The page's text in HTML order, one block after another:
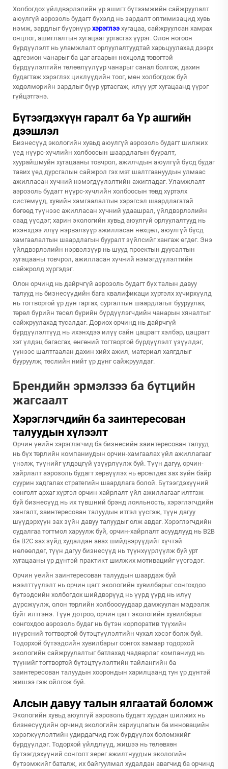
Холбогдох үйлдвэрлэлийн үр ашигт бүтээмжийн сайжруулалт
аюулгүй аэрозоль будагт бүхэлд нь зардалт оптимизацид хувь
нэмж, зардлыг бүүрнүүр хэрэглээ хугацаа, сайжруулсан хамрах
онцлог, ашиглалтын хугацааг уртасгах үүрэг. Олон ногоон
бүрдүүлэлт нь уламжлалт орлуулалтуудтай харьцуулахад дээрх
адгезион чанарыг ба цаг агаарын нөхцөлд төвөгтэй
бүрдүүлэлтийн төлөөлүүлүүр чанарыг санал болгож, дахин
будагтаж хэрэглэх циклүүдийн тоог, мөн холбогдож буй
хөдөлмөрийн зардлыг бүүр уртасгаж, илүү урт хугацаанд үүрэг
гүйцэтгэнэ.
Бүтээгдэхүүн гаралт ба Үр ашгийн
дээшлэл
Бизнесүүд экологийн хувьд аюулгүй аэрозоль будагт шилжих
үед нүүрс-хүчлийн холбоосын шаардлагын бууралт,
хуурайшмуйн хугацааны товчрол, ажилчдын аюулгүй бүсд будаг
тавих үед дурсгалын сайжрол гэх мэт шалтгаануудын улмаас
ажилласан хүчний нэмэгдүүлэлтийн ажигладаг. Уламжлалт
аэрозоль будагт нүүрс-хүчлийн холбоосын төвд хүртэлх
системүүд, хувийн хамгаалалтын хэрэгсэл шаардлагатай
бөгөөд түүнээс ажилласан хүчний удаашрал, үйлдвэрлэлийн
саад үүсдэг; харин экологийн хувьд аюулгүй орлуулалтууд нь
ихэнхдээ илүү нэрвэлзүүр ажилласан нөхцөл, аюулгүй бүсд
хамгаалалтын шаардлагын бууралт зүйлсийг хангаж өгдөг. Энэ
үйлдвэрлэлийн нэрвэлзүүр нь шууд проектын дуусалтын
хугацааны товчрол, ажилласан хүчний нэмэгдүүлэлтийн
сайжролд хүргэдэг.
Олон орчинд нь дайрчгүй аэрозоль будагт бүх талын давуу
талууд нь бизнесүүдийн бага квалификаци хүртэлх хүчирхүүлд
нь тогтвортой үр дүн гаргах, сургалтын шаардлагыг бууруулах,
төрөл бүрийн төсөл бүрийн бүрдүүлэгчдийн чанарын хяналтыг
сайжруулахад тусалдаг. Дориох орчинд нь дайрчгүй
бүрдүүлэлтүүд нь ихэнхдээ илүү сайн цацрагт хэлбэр, цацрагт
хэт үлдэц багасгах, өнгөний тогтвортой бүрдүүлэлт үзүүлдэг,
үүнээс шалтгаалан дахин хийх ажил, материал хаягдлыг
бууруулж, төслийн нийт үр дүнг сайжруулдаг.
Брендийн эрмэлзээ ба бүтцийн
жагсаалт
Хэрэглэгчдийн ба заинтересован
талуудын хүлээлт
Орчин үеийн хэрэглэгчид ба бизнесийн заинтересован талууд
нь бүх төрлийн компаниудын орчин-хамгаалах үйл ажиллагааг
үнэлж, түүнийг үлдэцгүй үзүүрлүүлж буй. Түүн дагуу, орчин-
хайрлалт аэрозоль будагт хөрвүүлэх нь өрсөлдөх зах зүйн байр
суурин хадгалах стратегийн шаардлага болой. Бүтээгдэхүүний
сонголт архаг хүртэл орчин-хайрлалт үйл ажиллагааг илтгэж
буй бизнесүүд нь их түвшний брэнд лояльность, хэрэглэгчдийн
хангалт, заинтересован талуудын итгэл үүсгэж, түүн дагуу
шүүдэрхүүн зах зүйн давуу талуудыг олж авдаг. Хэрэглэгчдийн
судалгаа тогтмол харуулж буй, орчин-хайрлалт асуудлууд нь B2B
ба B2C зах зүйд худалдан авах шийдвэрүүдийг хүчтэй
нөлөөлдөг, түүн дагуу бизнесүүд нь түүнхүүрлүүлж буй урт
хугацааны үр дүнтэй практикт шилжих мотивацийг үүсгэдэг.
Орчин үеийн заинтересован талуудын шаардаж буй
нээлттүүлэлт нь орчин цагт экологийн хувилбарыг сонгохдоо
бүтээдсийн холбогдох шийдвэрүүд нь үүрд үүрд нь илүү
дүрсжүүлж, олон төрлийн холбоосуудаар дамжуулан мэдээлж
буйг илтгэнэ. Түүн дотроо, орчин цагт экологийн хувилбарыг
сонгохдоо аэрозоль будаг нь бүтэн корпоратив түүхийн
нүүрсний тогтвортой бүтэцтүүлэлтийн чухал хэсэг болж буй.
Тодорхой бүтээдсийн хувилбарыг сонгох замаар тодорхой
экологийн сайжруулалтыг батлахад чадварлаг компаниуд нь
түүнийг тогтвортой бүтэцтүүлэлтийн тайлангийн ба
заинтересован талуудын хоорондын харилцаанд тун үр дүнтэй
жишээ гэж ойлгож буй.
Алсын давуу талын ялгаатай боломж
Экологийн хувьд аюулгүй аэрозоль будагт хурдан шилжих нь
бизнесүүдийн орчинд экологийн хариуцлагын ба инновацийн
хэрэгжүүлэлтийн удирдагчид гэж бүрдүүлэх боломжийг
бүрдүүлдэг. Тодорхой үйлдлүүд, жишээ нь төлөвхөн
бүтээгдэхүүний сонголт зерег ажилтнуудын экологийн
бүтээмжийг баталж, их байгуулмал худалдан авагчид ба орчинд